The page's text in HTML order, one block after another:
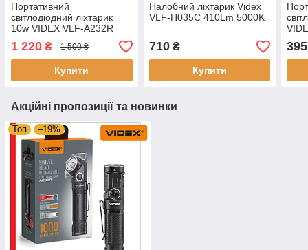
Портативний
світлодіодний ліхтарик
10w VIDEX VLF-A232R
1000 Lm 5000K
1 220 ₴ 1 500 ₴
Купити
Налобний ліхтарик Videx
VLF-H035C 410Lm 5000K
710₴
Купити
395
Акційні пропозиції та новинки
Топ –19%